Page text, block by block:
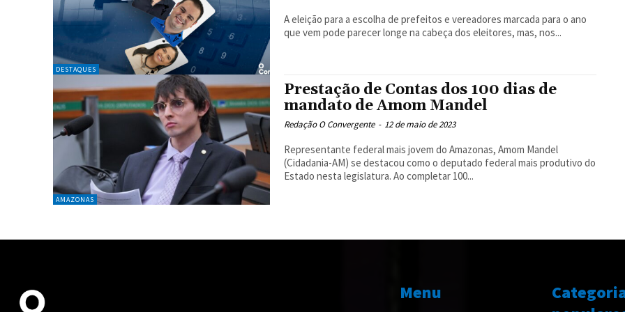
DESTAQUES
A eleição para a escolha de prefeitos e vereadores marcada para o ano
que vem pode parecer longe na cabeça dos eleitores, mas, nos...
AMAZONAS
Prestação de Contas dos 100 dias de
mandato de Amom Mandel
Redação O Convergente - 12 de maio de 2023
Representante federal mais jovem do Amazonas, Amom Mandel
(Cidadania-AM) se destacou como o deputado federal mais produtivo do
Estado nesta legislatura. Ao completar 100...
Menu